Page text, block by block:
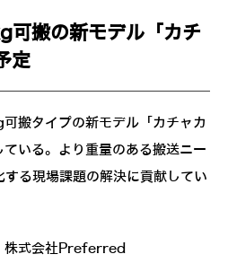
搬の新モデル「カチ
定
搬タイプの新モデル「カチャカ
いる。より重量のある搬送ニー
る現場課題の解決に貢献してい
式会社Preferred